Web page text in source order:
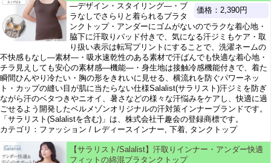
価格：2,390円
―デザイン・スタイリング―・ブ
ラなしでさらりと着られるブラタ
ンクトップ・アンダーにゴムがないのでラクな着心地・
脇下に汗取りパッド付きで、気になる汗ジミもケア・取
り扱い表示は転写プリントにすることで、洗濯ネームの
不快感もなし―素材―・吸水速乾性のある素材で汗ばんでも快適な着心地・
チラ見えしても安心の素材感―機能―・身生地は接触冷感機能付きで、着た
瞬間ひんやり冷たい・胸の形をきれいに見せる、横流れを防ぐパワーネッ
ト・カップの縫い目が肌に当たらない仕様Salalist(サラリスト)汗ジミを防ぎ
ながら汗のベタつきやニオイ、暑さなどの様々な汗悩みをケアし、快適に過
ごせるよう開発したベルメゾンオリジナルの汗対策インナーブランドです。
「サラリスト(Salalistを含む)」は、株式会社千趣会の登録商標です。
カテゴリ：ファッション / レディースインナー, 下着, タンクトップ
【サラリスト/Salalist】汗取りインナー・アンダー快適
フィットの綿混ブラタンクトップ